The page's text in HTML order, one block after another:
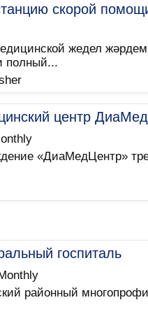
скорой
жедел
полный...
центр
«ДиаМедЦентр»
госпиталь
районный